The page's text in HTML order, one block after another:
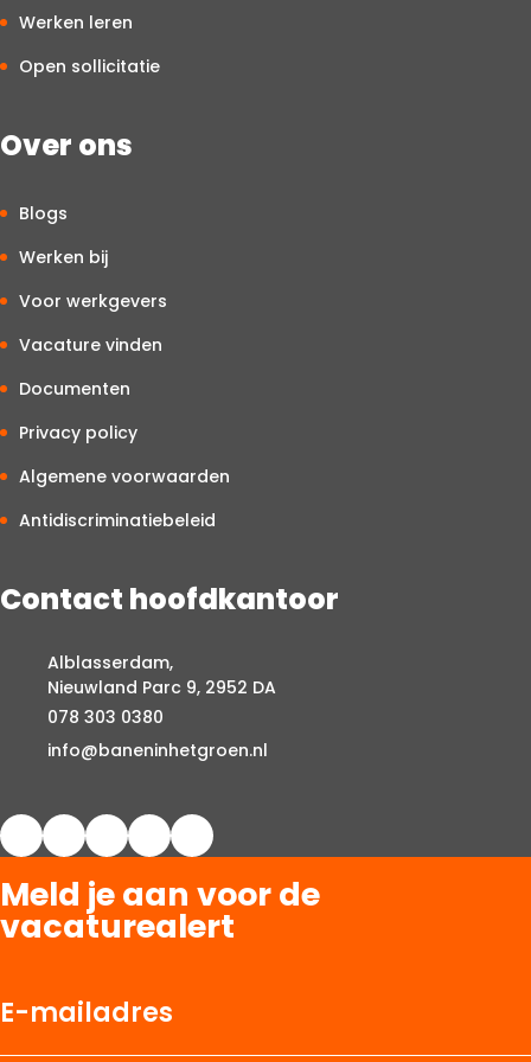
Werken leren
Open sollicitatie
Over ons
Blogs
Werken bij
Voor werkgevers
Vacature vinden
Documenten
Privacy policy
Algemene voorwaarden
Antidiscriminatiebeleid
Contact hoofdkantoor
Alblasserdam,
Nieuwland Parc 9, 2952 DA
078 303 0380
info@baneninhetgroen.nl
Meld je aan voor de
vacaturealert